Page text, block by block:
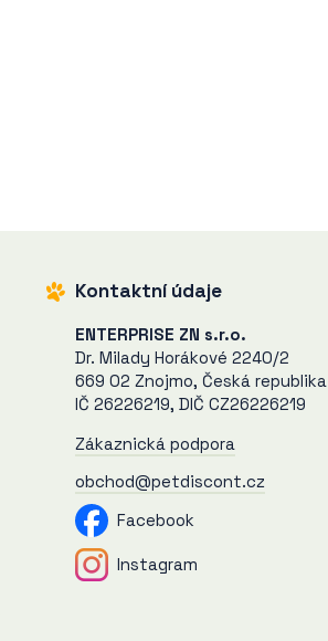
Kontaktní údaje
ENTERPRISE ZN s.r.o.
Dr. Milady Horákové 2240/2
669 02 Znojmo, Česká republika
IČ 26226219, DIČ CZ26226219
Zákaznická podpora
obchod@petdiscont.cz
Facebook
Instagram